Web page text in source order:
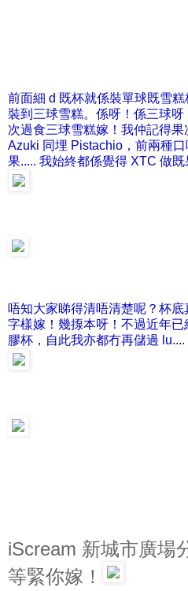
前面細 d 既杯就係裝單球既雪
裝到三球雪糕。係呀！係三球
次過食三球雪糕嫁！我仲記得果
Azuki 同埋 Pistachio，前兩種
果..... 我始終都係覺得 XTC 做既
唔知大家睇得清唔清楚呢？杯
字樣嫁！幾揼本呀！不過近年
膠杯，自此我亦都冇再儲過
iScream 新城市廣場
等緊你嫁！